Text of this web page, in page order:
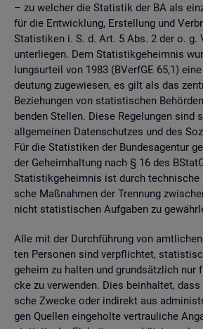
– zu wel­cher die Sta­tis­tik der BA als
für die Ent­wick­lung, Er­stel­lung und
Sta­tis­ti­ken i. S. d. Art. 5 Abs. 2 der o. g.
un­ter­lie­gen. Dem Sta­tis­tik­ge­heim­nis
lungs­ur­teil von 1983 (BVerf­GE 65,1)
deu­tung zu­ge­wie­sen, es gilt als das
Be­zie­hun­gen von sta­tis­ti­schen
ben­den Stel­len. Diese Re­ge­lun­gen sind
all­ge­mei­nen Da­ten­schut­zes und des
Für die Sta­tis­ti­ken der Bun­des­agen­tur
der Ge­heim­hal­tung nach § 16 des
Sta­tis­tik­ge­heim­nis ist durch
sche Maß­nah­men der Tren­nung
nicht sta­tis­ti­schen Auf­ga­ben zu
Alle mit der Durch­füh­rung von
ten Per­so­nen sind ver­pflich­tet,
ge­heim zu hal­ten und grund­sätz­lich
cke zu ver­wen­den. Dies be­inhal­tet,
sche Zwe­cke oder in­di­rekt aus
gen Quel­len ein­ge­hol­te ver­trau­li­che